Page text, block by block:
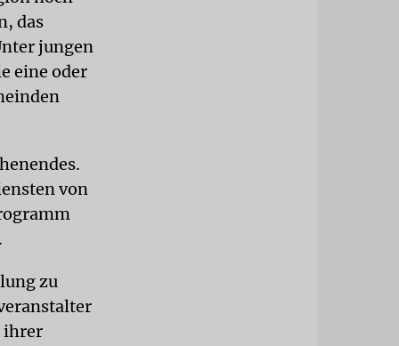
das
jungen
eine oder
von
zu
ihrer